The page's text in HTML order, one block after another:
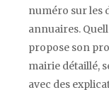
numéro sur les
annuaires.
propose son
mairie détaillé,
avec des